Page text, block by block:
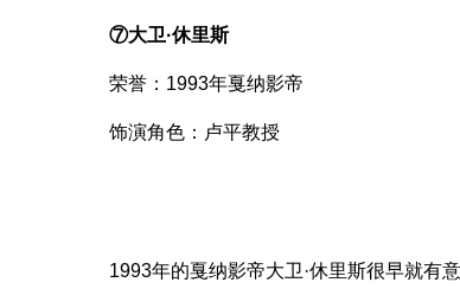
⑦大卫·休里斯
荣誉：1993年戛纳影帝
饰演角色：卢平教授
1993年的戛纳影帝大卫·休里斯很早就有